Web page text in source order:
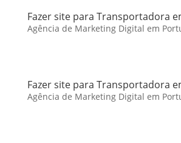
Fazer site para Transportadora
Agência de Marketing Digital em
Fazer site para Transportadora
Agência de Marketing Digital em